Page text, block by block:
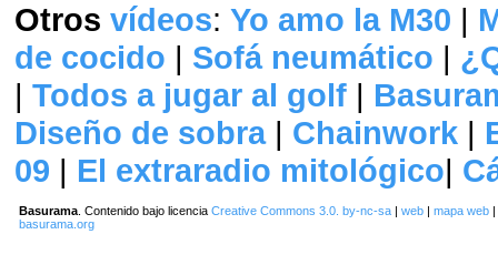
Otros vídeos: Yo amo la M30 |
de cocido | Sofá neumático |
| Todos a jugar al golf |
Diseño de sobra| Chainwork |
09 | El extraradio mitológico|
Basurama . Contenido bajo licencia Creative Commons 3.0. by-nc-sa | web | mapa web |
basurama.org